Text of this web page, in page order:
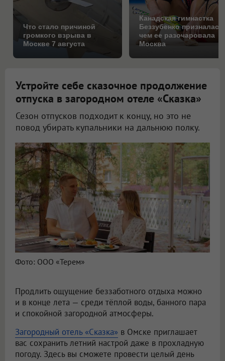
Что стало причиной
громкого взрыва в
Москве 7 августа
Канадская гимнастка
Беззубенко
чем ее разочаровала
Москва
Устройте себе сказочное продолжение
отпуска в загородном отеле «Сказка»
Сезон отпусков подходит к концу, но это не
повод убирать купальники на дальнюю полку.
Фото: ООО «Терем»
Продлить ощущение беззаботного отдыха можно
и в конце лета — среди тёплой воды, банного пара
и спокойной загородной атмосферы.
Загородный отель «Сказка» в Омске приглашает
вас сохранить летний настрой даже в прохладную
погоду. Здесь вы сможете провести целый день